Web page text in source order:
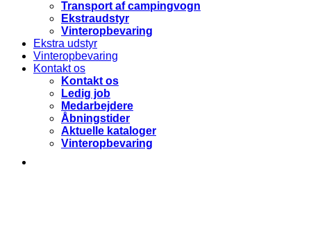
Transport af campingvogn
Ekstraudstyr
Vinteropbevaring
Ekstra udstyr
Vinteropbevaring
Kontakt os
Kontakt os
Ledig job
Medarbejdere
Åbningstider
Aktuelle kataloger
Vinteropbevaring